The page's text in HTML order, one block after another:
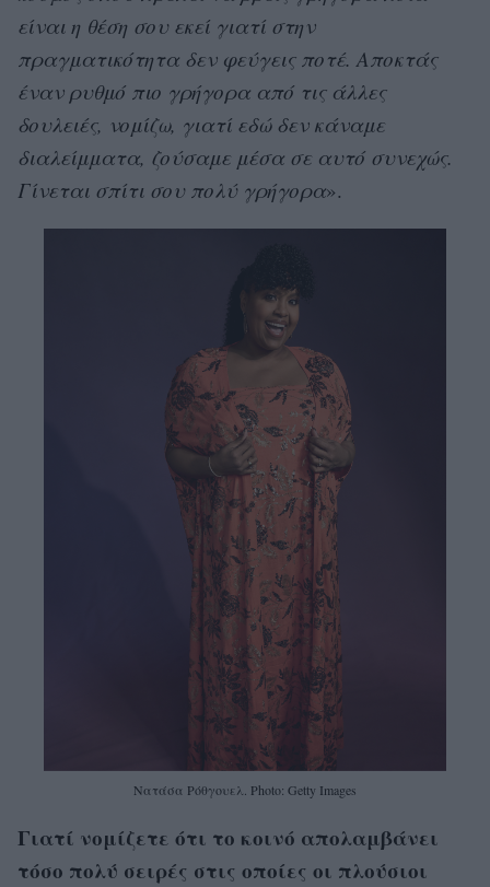
είναι η θέση σου εκεί γιατί στην
πραγματικότητα δεν φεύγεις ποτέ. Αποκτάς
έναν ρυθμό πιο γρήγορα από τις άλλες
δουλειές, νομίζω, γιατί εδώ δεν κάναμε
διαλείμματα, ζούσαμε μέσα σε αυτό συνεχώς.
Γίνεται σπίτι σου πολύ γρήγορα».
Νατάσα Ρόθγουελ. Photo: Getty Images
Γιατί νομίζετε ότι το κοινό απολαμβάνει
τόσο πολύ σειρές στις οποίες οι πλούσιοι